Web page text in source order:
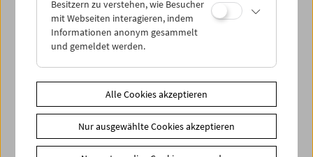
News
News Archiv
Newsletter
Fotos unserer Gäste
Besitzern zu verstehen, wie Besucher
mit Webseiten interagieren, indem
Informationen anonym gesammelt
und gemeldet werden.
Alle Cookies akzeptieren
Nur ausgewählte Cookies akzeptieren